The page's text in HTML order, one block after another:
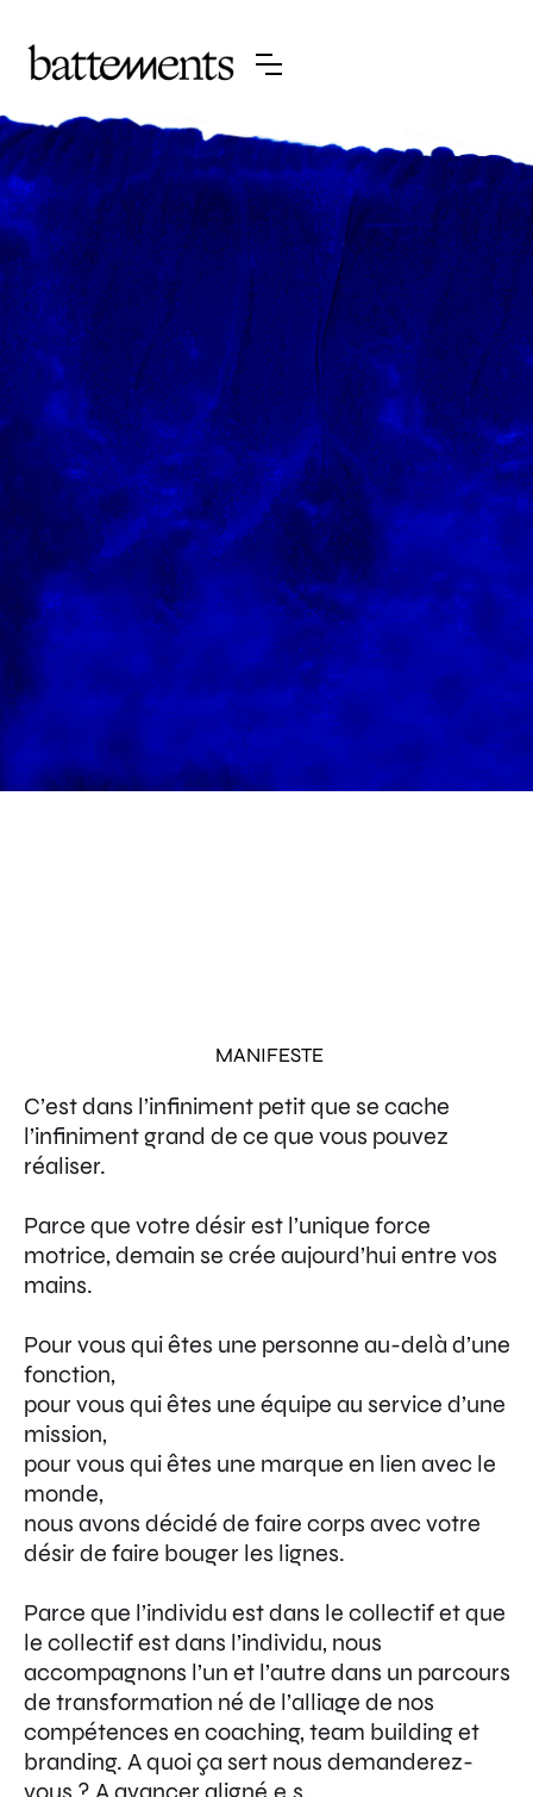
MANIFESTE
C’est dans l’infiniment petit que se cache
l’infiniment grand de ce que vous pouvez
réaliser.
Parce que votre désir est l’unique force
motrice, demain se crée aujourd’hui entre vos
mains.
Pour vous qui êtes une personne au-delà d’une
fonction,
pour vous qui êtes une équipe au service d’une
mission,
pour vous qui êtes une marque en lien avec le
monde,
nous avons décidé de faire corps avec votre
désir de faire bouger les lignes.
Parce que l’individu est dans le collectif et que
le collectif est dans l’individu, nous
accompagnons l’un et l’autre dans un parcours
de transformation né de l’alliage de nos
compétences en coaching, team building et
branding. A quoi ça sert nous demanderez-
vous ? A avancer aligné.e.s.